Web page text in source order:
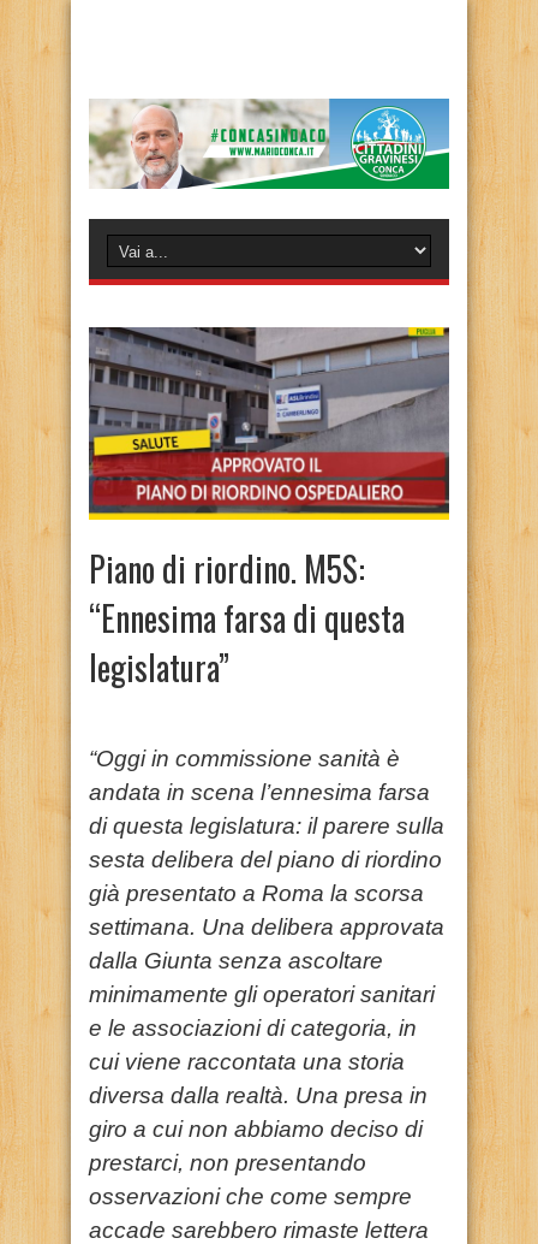
Piano di riordino. M5S:
“Ennesima farsa di questa
legislatura”
“Oggi in commissione sanità è
andata in scena l’ennesima farsa
di questa legislatura: il parere sulla
sesta delibera del piano di riordino
già presentato a Roma la scorsa
settimana. Una delibera approvata
dalla Giunta senza ascoltare
minimamente gli operatori sanitari
e le associazioni di categoria, in
cui viene raccontata una storia
diversa dalla realtà. Una presa in
giro a cui non abbiamo deciso di
prestarci, non presentando
osservazioni che come sempre
accade sarebbero rimaste lettera